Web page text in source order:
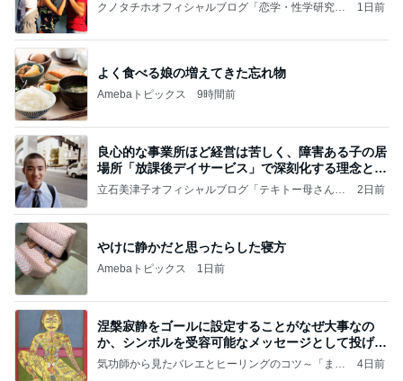
クノタチホオフィシャルブログ「恋学・性学研究
1日前
よく食べる娘の増えてきた忘れ物
Amebaトピックス 9時間前
良心的な事業所ほど経営は苦しく、障害ある子の居
場所「放課後デイサービス」で深刻化する理念と現
実の
立石美津子オフィシャルブログ「テキトー母さんの
2日前
やけに静かだと思ったらした寝方
Amebaトピックス 1日前
涅槃寂静をゴールに設定することがなぜ大事なの
か、シンボルを受容可能なメッセージとして投げる
ことが
気功師から見たバレエとヒーリングのコツ～「まと
4日前